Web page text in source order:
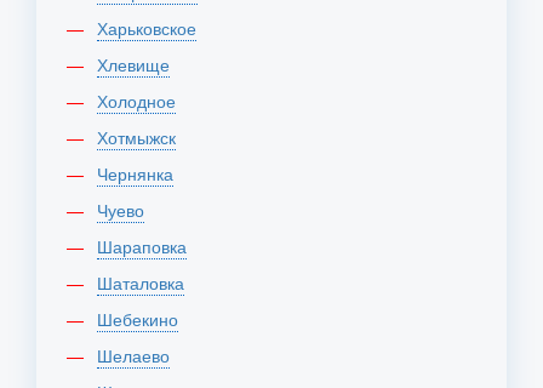
Харьковское
Хлевище
Холодное
Хотмыжск
Чернянка
Чуево
Шараповка
Шаталовка
Шебекино
Шелаево